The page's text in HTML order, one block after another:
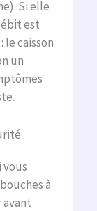
Si elle
est
le caisson
un
à
avant